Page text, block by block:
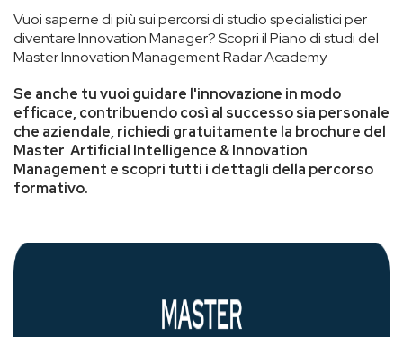
Vuoi saperne di più sui percorsi di studio specialistici per
diventare Innovation Manager? Scopri il Piano di studi del
Master Innovation Management Radar Academy
Se anche tu vuoi guidare l'innovazione in modo
efficace, contribuendo così al successo sia personale
che aziendale, richiedi gratuitamente la brochure del
Master Artificial Intelligence & Innovation
Management e scopri tutti i dettagli della percorso
formativo.